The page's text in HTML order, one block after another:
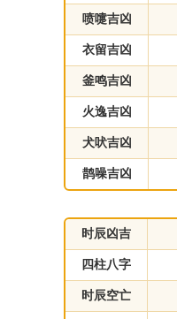
喷嚏吉凶
衣留吉凶
釜鸣吉凶
火逸吉凶
犬吠吉凶
鹊噪吉凶
时辰凶吉
四柱八字
时辰空亡